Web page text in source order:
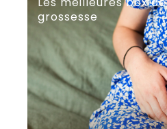
grossesse